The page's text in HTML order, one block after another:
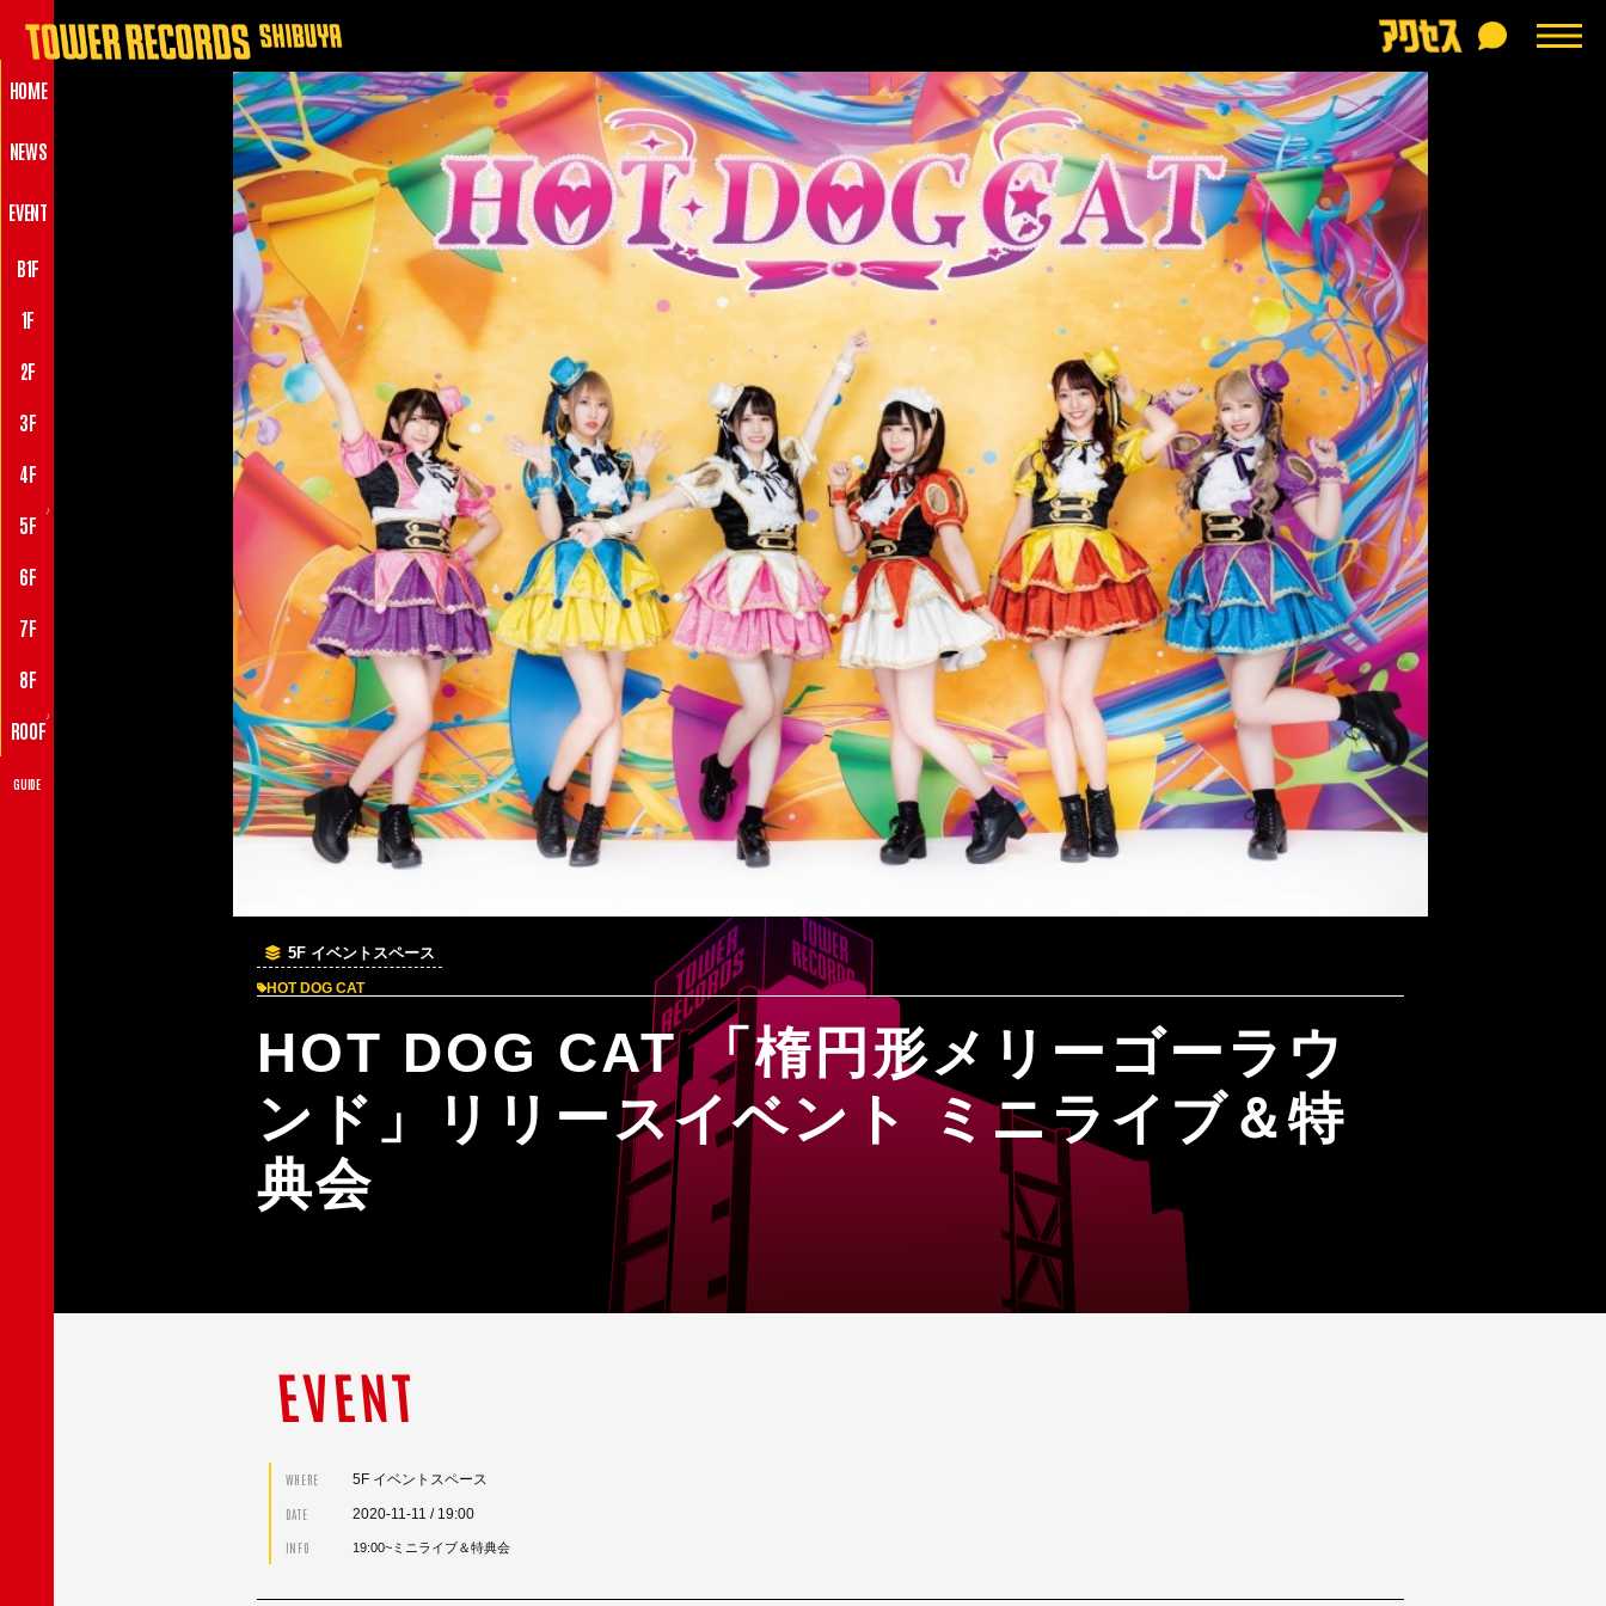
HOME
NEWS
EVENT
B1F
1F
2F
3F
4F
5F
♪
6F
7F
8F
ROOF
♪
GUIDE
5F イベントスペース
HOT DOG CAT
HOT DOG CAT 「楕円形メリーゴーラウ
ンド」リリースイベント ミニライブ＆特
典会
EVENT
WHERE 5F イベントスペース
DATE 2020-11-11 / 19:00
INFO 19:00~ミニライブ＆特典会